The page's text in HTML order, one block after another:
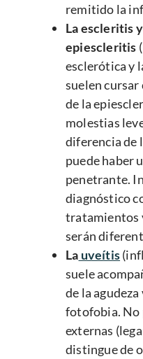
remitido la
La escleritis
epiescleritis
esclerótica y
suelen cursar
de la
molestias
diferencia de
puede haber
penetrante.
diagnóstico
tratamientos
serán
La uveítis
suele
de la
fotofobia. No
externas
distingue de